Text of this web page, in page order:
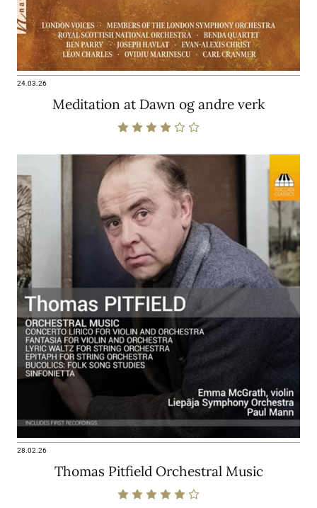
24.03.26
Meditation at Dawn og andre verk
28.02.26
Thomas Pitfield Orchestral Music